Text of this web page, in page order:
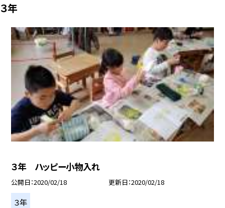
３年
３年 ハッピー小物入れ
公開日 2020/02/18 更新日 2020/02/18
３年